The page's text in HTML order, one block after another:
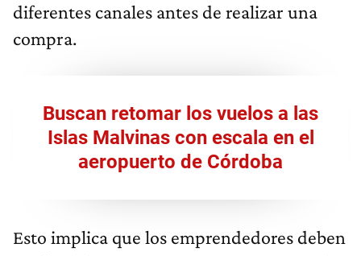
diferentes canales antes de realizar una
compra.
Buscan retomar los vuelos a las
Islas Malvinas con escala en el
aeropuerto de Córdoba
Esto implica que los emprendedores deben